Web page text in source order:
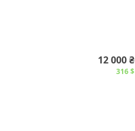
12 000 ₴
316 $